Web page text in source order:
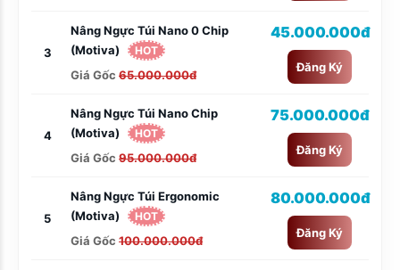
3
Nâng Ngực Túi Nano 0 Chip
(Motiva)
HOT
Giá Gốc 65.000.000đ
45.000.000đ
Đăng Ký
4
Nâng Ngực Túi Nano Chip
(Motiva)
HOT
Giá Gốc 95.000.000đ
75.000.000đ
Đăng Ký
5
Nâng Ngực Túi Ergonomic
(Motiva)
HOT
Giá Gốc 100.000.000đ
80.000.000đ
Đăng Ký